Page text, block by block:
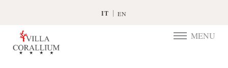
IT EN
TOGGLE
MENU